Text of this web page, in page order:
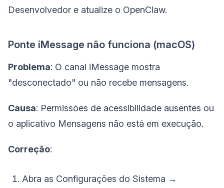
Desenvolvedor e atualize o OpenClaw.
Ponte iMessage não funciona (macOS)
Problema: O canal iMessage mostra
"desconectado" ou não recebe mensagens.
Causa: Permissões de acessibilidade ausentes ou
o aplicativo Mensagens não está em execução.
Correção:
Abra as Configurações do Sistema →